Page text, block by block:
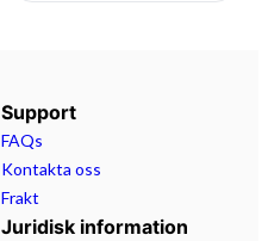
Support
FAQs
Kontakta oss
Frakt
Juridisk information